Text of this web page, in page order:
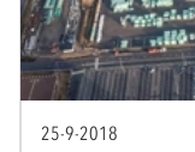
25-9-2018